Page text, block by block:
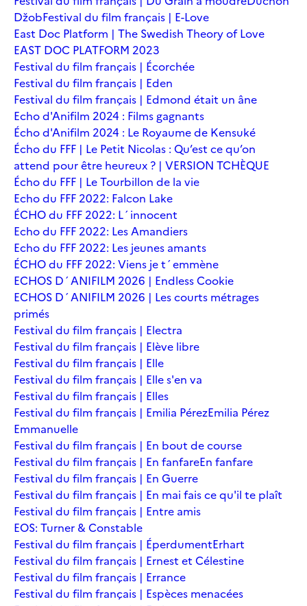
DžobFestival du film français | E-Love
East Doc Platform | The Swedish Theory of Love
EAST DOC PLATFORM 2023
Festival du film français | Écorchée
Festival du film français | Eden
Festival du film français | Edmond était un âne
Echo d'Anifilm 2024 : Films gagnants
Écho d'Anifilm 2024 : Le Royaume de Kensuké
Écho du FFF | Le Petit Nicolas : Qu’est ce qu’on
attend pour être heureux ? | VERSION TCHÈQUE
Écho du FFF | Le Tourbillon de la vie
Echo du FFF 2022: Falcon Lake
ÉCHO du FFF 2022: L´innocent
Echo du FFF 2022: Les Amandiers
Echo du FFF 2022: Les jeunes amants
ÉCHO du FFF 2022: Viens je t´emmène
ECHOS D´ANIFILM 2026 | Endless Cookie
ECHOS D´ANIFILM 2026 | Les courts métrages
primés
Festival du film français | Electra
Festival du film français | Elève libre
Festival du film français | Elle
Festival du film français | Elle s'en va
Festival du film français | Elles
Festival du film français | Emilia PérezEmilia Pérez
Emmanuelle
Festival du film français | En bout de course
Festival du film français | En fanfareEn fanfare
Festival du film français | En Guerre
Festival du film français | En mai fais ce qu'il te plaît
Festival du film français | Entre amis
EOS: Turner & Constable
Festival du film français | ÉperdumentErhart
Festival du film français | Ernest et Célestine
Festival du film français | Errance
Festival du film français | Espèces menacées